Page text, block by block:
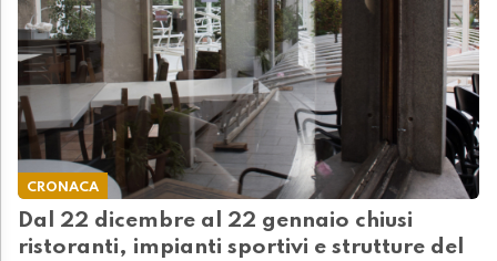
CRONACA
Dal 22 dicembre al 22 gennaio chiusi
ristoranti, impianti sportivi e strutture del